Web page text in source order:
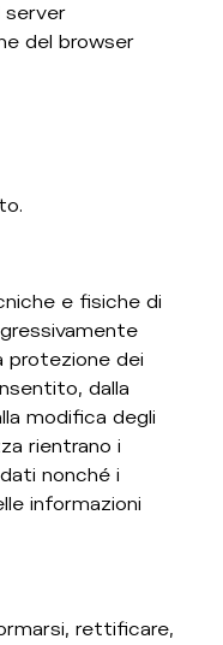
server
del browser
e fisiche di
protezione dei
dalla
modifica degli
rientrano i
nonché i
informazioni
rettificare,